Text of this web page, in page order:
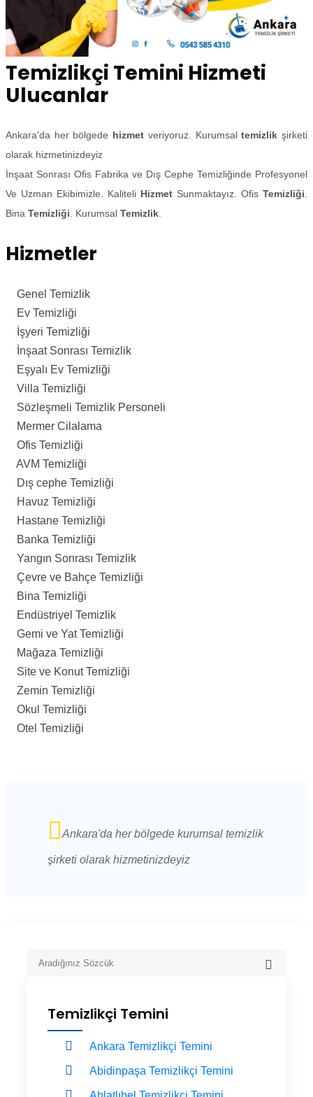
Temizlikçi Temini Hizmeti
Ulucanlar
Ankara'da her bölgede hizmet veriyoruz. Kurumsaltemizlik şirketi
olarak hizmetinizdeyiz
İnşaat Sonrası Ofis Fabrika ve Dış Cephe Temizliğinde Profesyonel
Ve Uzman Ekibimizle. Kaliteli Hizmet Sunmaktayız. Ofis Temizliği
Bina Temizliği . Kurumsal Temizlik
Hizmetler
Genel Temizlik
Ev Temizliği
İşyeri Temizliği
İnşaat Sonrası Temizlik
Eşyalı Ev Temizliği
Villa Temizliği
Sözleşmeli Temizlik Personeli
Mermer Cilalama
Ofis Temizliği
AVM Temizliği
Dış cephe Temizliği
Havuz Temizliği
Hastane Temizliği
Banka Temizliği
Yangın Sonrası Temizlik
Çevre ve Bahçe Temizliği
Bina Temizliği
Endüstriyel Temizlik
Gemi ve Yat Temizliği
Mağaza Temizliği
Site ve Konut Temizliği
Zemin Temizliği
Okul Temizliği
Otel Temizliği
Ankara'da her bölgede kurumsal temizlik
şirketi olarak hizmetinizdeyiz
Temizlikçi Temini
Ankara Temizlikçi Temini
Abidinpaşa Temizlikçi Temini